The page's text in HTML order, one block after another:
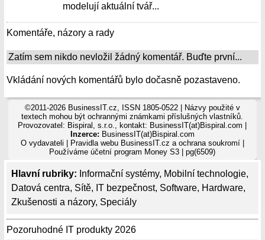
Hlavní rubriky: Informační systémy, Mobilní technologie,
Datová centra, Sítě, IT bezpečnost, Software, Hardware,
Zkušenosti a názory, Speciály
Pozoruhodné IT produkty 2026
modelují aktuální tvář...
Komentáře, názory a rady
Zatím sem nikdo nevložil žádný komentář. Buďte první...
Vkládání nových komentářů bylo dočasně pozastaveno.
©2011-2026 BusinessIT.cz, ISSN 1805-0522 | Názvy použité v
textech mohou být ochrannými známkami příslušných vlastníků.
Provozovatel: Bispiral, s.r.o., kontakt: BusinessIT(at)Bispiral.com |
Inzerce: BusinessIT(at)Bispiral.com
O vydavateli
Pravidla webu BusinessIT.cz a ochrana soukromí|
Používámeúčetní program Money S3 | pg(6509)